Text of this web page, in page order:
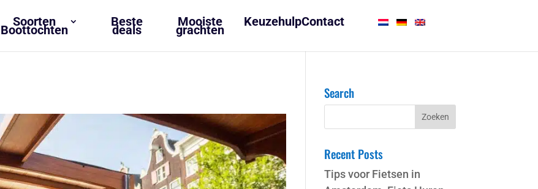
Search
Recent Posts
Tips voor Fietsen in
Soorten
Boottochten
Beste
deals
Mooiste
grachten
KeuzehulpContact